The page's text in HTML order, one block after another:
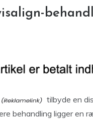
tilbyde en
behandling ligger en